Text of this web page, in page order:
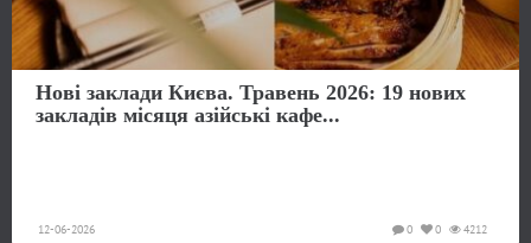
Нові заклади Києва. Травень 2026: 19 нових
закладів місяця азійські кафе...
12-06-2026 4212
0
0